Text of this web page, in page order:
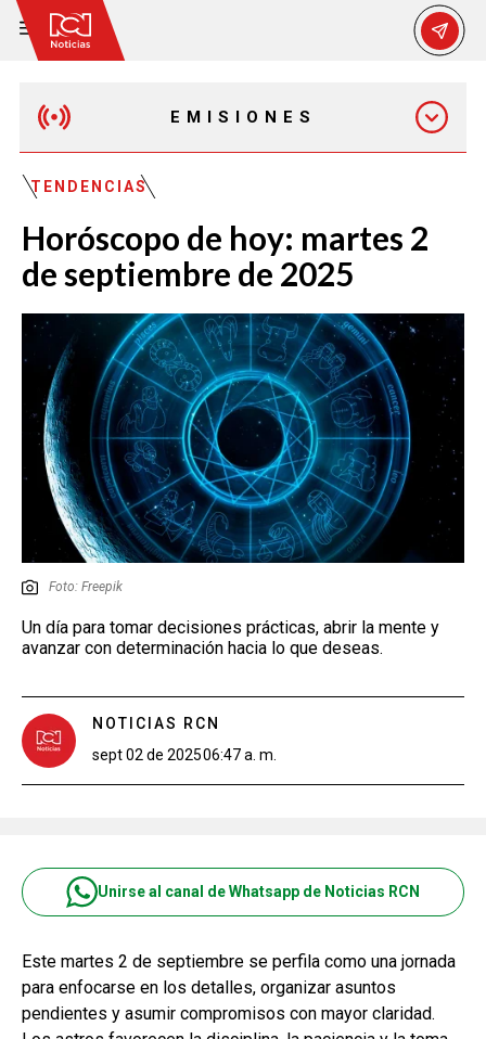
EMISIONES
MAÑANA EXPRESS
EMISIÓN 12:30 PM
EMISIÓN 7:00 PM
EMISIÓN 11:30 PM
TENDENCIAS
Horóscopo de hoy: martes 2
de septiembre de 2025
Foto: Freepik
Un día para tomar decisiones prácticas, abrir la mente y
avanzar con determinación hacia lo que deseas.
NOTICIAS RCN
sept 02 de 202506:47 a. m.
Unirse al canal de Whatsapp de Noticias RCN
Este martes 2 de septiembre se perfila como una jornada
para enfocarse en los detalles, organizar asuntos
pendientes y asumir compromisos con mayor claridad.